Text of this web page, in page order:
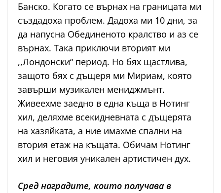
Банско. Когато се върнах на границата ми
създадоха проблем. Дадоха ми 10 дни, за
да напусна Обединеното кралство и аз се
върнах. Така приключи вторият ми
,,Лондонски“ период. Но бях щастлива,
защото бях с дъщеря ми Мириам, която
завърши музикален мениджмънт.
Живеехме заедно в една къща в Нотинг
хил, деляхме всекидневната с дъщерята
на хазяйката, а ние имахме спални на
втория етаж на къщата. Обичам Нотинг
хил и неговия уникален артистичен дух.
Сред наградите, които получава в